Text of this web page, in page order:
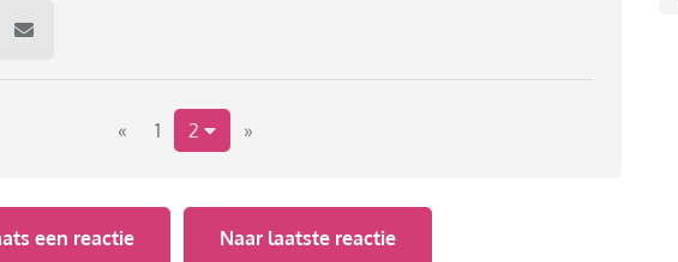
natuur, en wonen zelf in omgeving Amsterdam.
« 1 2 »
een reactie Naar laatste reactie